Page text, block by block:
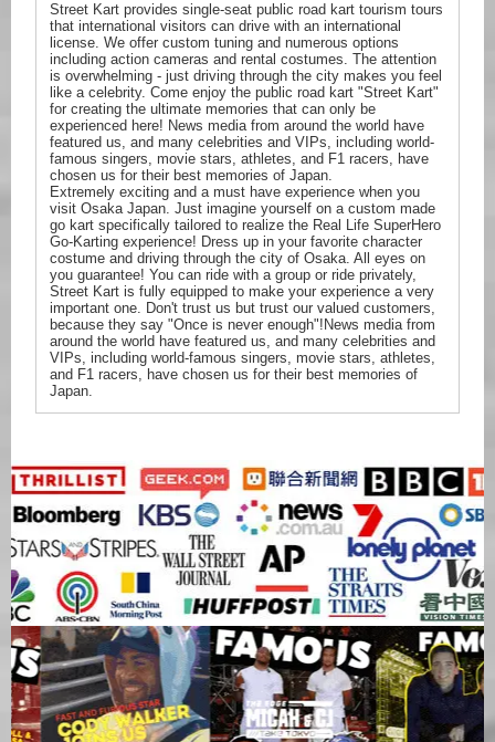
Street Kart provides single-seat public road kart tourism tours
that international visitors can drive with an international
license. We offer custom tuning and numerous options
including action cameras and rental costumes. The attention
is overwhelming - just driving through the city makes you feel
like a celebrity. Come enjoy the public road kart "Street Kart"
for creating the ultimate memories that can only be
experienced here! News media from around the world have
featured us, and many celebrities and VIPs, including world-
famous singers, movie stars, athletes, and F1 racers, have
chosen us for their best memories of Japan.
Extremely exciting and a must have experience when you
visit Osaka Japan. Just imagine yourself on a custom made
go kart specifically tailored to realize the Real Life SuperHero
Go-Karting experience! Dress up in your favorite character
costume and driving through the city of Osaka. All eyes on
you guarantee! You can ride with a group or ride privately,
Street Kart is fully equipped to make your experience a very
important one. Don't trust us but trust our valued customers,
because they say "Once is never enough"!News media from
around the world have featured us, and many celebrities and
VIPs, including world-famous singers, movie stars, athletes,
and F1 racers, have chosen us for their best memories of
Japan.